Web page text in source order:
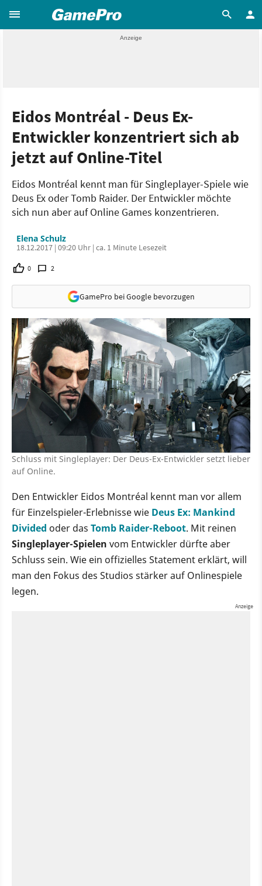
Eidos Montréal - Deus Ex-
Entwickler konzentriert sich ab
jetzt auf Online-Titel
Eidos Montréal kennt man für Singleplayer-Spiele wie
Deus Ex oder Tomb Raider. Der Entwickler möchte
sich nun aber auf Online Games konzentrieren.
Elena Schulz
18.12.2017 | 09:20 Uhr | ca. 1 Minute Lesezeit
0 2
GamePro bei Google bevorzugen
Schluss mit Singleplayer: Der Deus-Ex-Entwickler setzt lieber
auf Online.
Den Entwickler Eidos Montréal kennt man vor allem
für Einzelspieler-Erlebnisse wie Deus Ex: Mankind
Divided oder das Tomb Raider-Reboot. Mit reinen
Singleplayer-Spielen vom Entwickler dürfte aber
Schluss sein. Wie ein offizielles Statement erklärt, will
man den Fokus des Studios stärker auf Onlinespiele
legen.